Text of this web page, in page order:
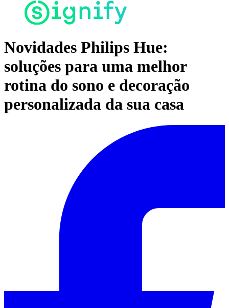
Novidades Philips Hue:
soluções para uma melhor
rotina do sono e decoração
personalizada da sua casa